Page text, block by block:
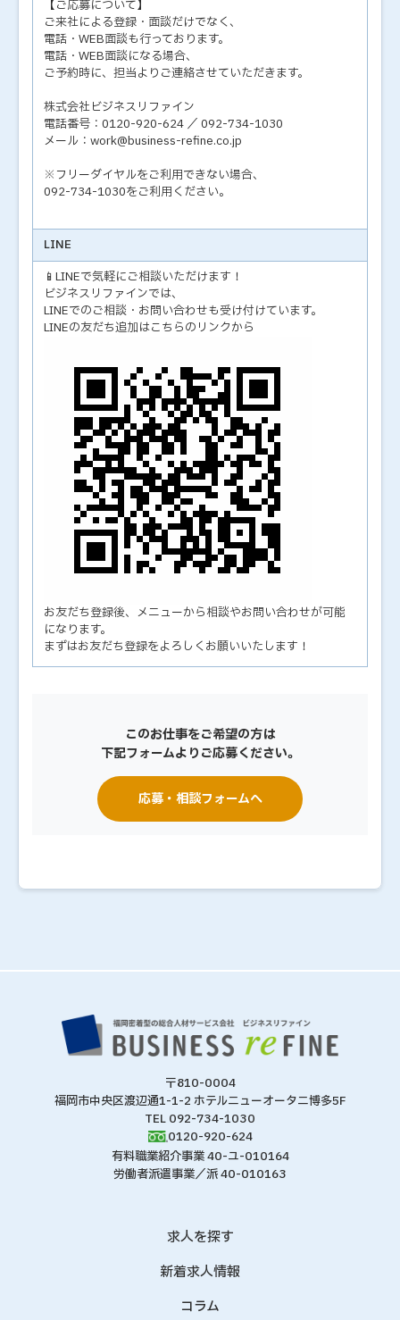
【ご応募について】
ご来社による登録・面談だけでなく、
電話・WEB面談も行っております。
電話・WEB面談になる場合、
ご予約時に、担当よりご連絡させていただきます。
株式会社ビジネスリファイン
電話番号：0120-920-624 ／ 092-734-1030
メール：work@business-refine.co.jp
※フリーダイヤルをご利用できない場合、
092-734-1030をご利用ください。
LINE
📱LINEで気軽にご相談いただけます！
ビジネスリファインでは、
LINEでのご相談・お問い合わせも受け付けています。
LINEの友だち追加はこちらのリンクから
お友だち登録後、メニューから相談やお問い合わせが可能
になります。
まずはお友だち登録をよろしくお願いいたします！
このお仕事をご希望の方は
下記フォームよりご応募ください。
応募・相談フォームへ
〒810-0004
福岡市中央区渡辺通1-1-2 ホテルニューオータニ博多5F
TEL 092-734-1030
0120-920-624
有料職業紹介事業 40-ユ-010164
労働者派遣事業／派 40-010163
求人を探す
新着求人情報
コラム